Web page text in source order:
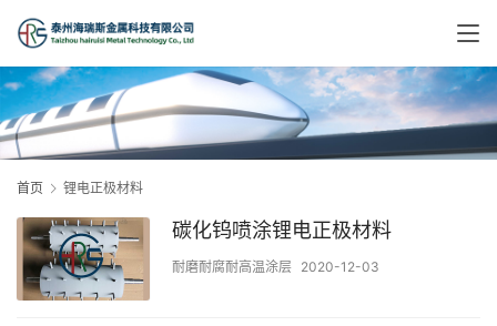
首页 锂电正极材料
碳化钨喷涂锂电正极材料
耐磨耐腐耐高温涂层 2020-12-03